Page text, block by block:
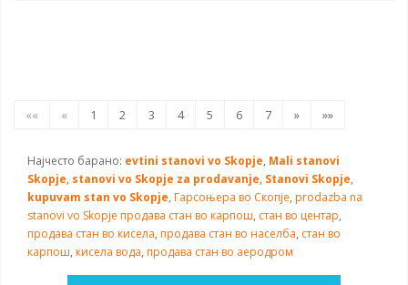
«« « 1 2 3 4 5 6 7 » »»
Најчесто барано: evtini stanovi vo Skopje, Mali stanovi
Skopje, stanovi vo Skopje za prodavanje, Stanovi Skopje,
kupuvam stan vo Skopje, Гарсоњера во Скопје, prodazba na
stanovi vo Skopje продава стан во карпош, стан во центар,
продава стан во кисела, продава стан во населба, стан во
карпош, кисела вода, продава стан во аеродром